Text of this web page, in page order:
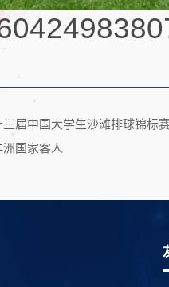
届中国大学生沙滩排球锦标
国家客人